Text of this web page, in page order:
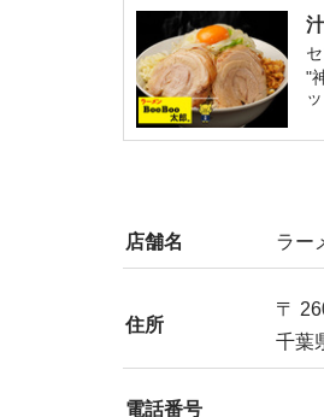
"
店舗名 ラー
住所
〒
千葉
電話番号